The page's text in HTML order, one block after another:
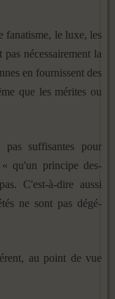
fanatisme, le luxe, les
néces­sairement la
en fournissent des
que les mérites ou
pas suffisantes pour
« qu'un principe des­
C'est-à-dire aussi
ne sont pas dégé­
au point de vue